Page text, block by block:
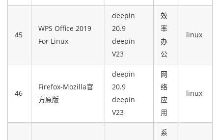
45
WPS Office 2019
For Linux
deepin
20.9
deepin
V23
效
率
办
公
linux
46
Firefox-Mozilla官
方原版
deepin
20.9
deepin
V23
网
络
应
用
linux
系